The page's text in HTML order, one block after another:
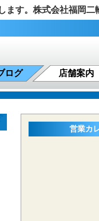
ます。株式会社福岡二
ログ 店舗案内
営業カ